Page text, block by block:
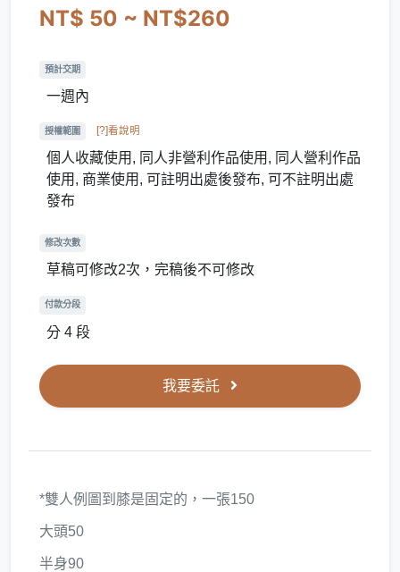
NT$ 50 ~ NT$260
預計交期
一週內
授權範圍 [?]看說明
個人收藏使用, 同人非營利作品使用, 同人營利作品
使用, 商業使用, 可註明出處後發布, 可不註明出處
發布
修改次數
草稿可修改2次，完稿後不可修改
付款分段
分 4 段
我要委託
*雙人例圖到膝是固定的，一張150
大頭50
半身90